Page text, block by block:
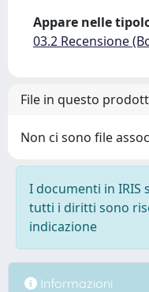
Appare nelle
03.2 Recensione
File in questo
Non ci sono file
I documenti in
tutti i diritti sono
indicazione
Informazioni